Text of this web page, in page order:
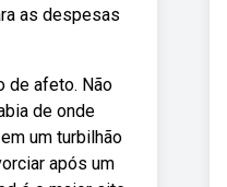
as despesas
de afeto. Não
de onde
um turbilhão
após um